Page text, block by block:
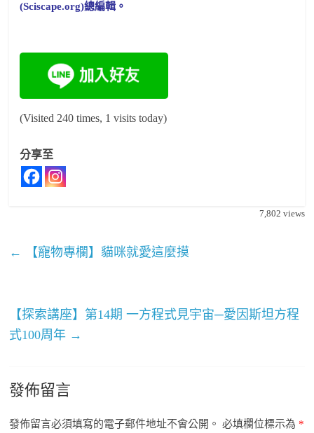
(Sciscape.org)總編輯。
(Visited 240 times, 1 visits today)
分享至
7,802 views
← 【寵物專欄】貓咪就愛這麼摸
【探索講座】第14期 一方程式見宇宙─愛因斯坦方程
式100周年 →
發佈留言
發佈留言必須填寫的電子郵件地址不會公開。 必填欄位標示為 *